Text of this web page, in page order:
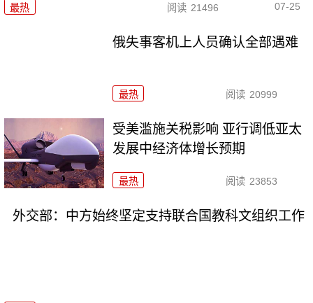
最热 阅读 21496 07-25
俄失事客机上人员确认全部遇难
最热 阅读 20999
受美滥施关税影响 亚行调低亚太
发展中经济体增长预期
最热 阅读 23853
外交部：中方始终坚定支持联合国教科文组织工作